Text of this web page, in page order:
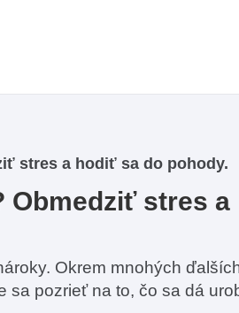
stres a hodiť sa do pohody.
Obmedziť stres a
Okrem mnohých
sa pozrieť na to, čo sa dá